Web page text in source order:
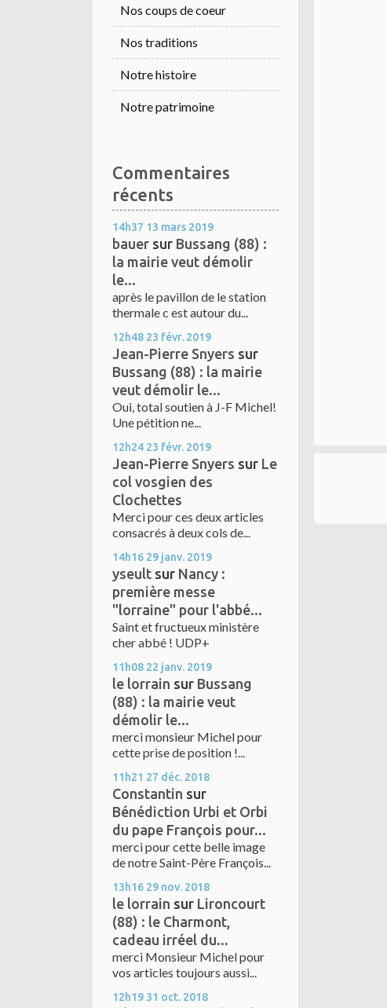
Nos coups de coeur
Nos traditions
Notre histoire
Notre patrimoine
Commentaires
récents
14h37 13 mars 2019
bauer sur Bussang (88) :
la mairie veut démolir
le...
après le pavillon de le station
thermale c est autour du...
12h48 23 févr. 2019
Jean-Pierre Snyers sur
Bussang (88) : la mairie
veut démolir le...
Oui, total soutien à J-F Michel!
Une pétition ne...
12h24 23 févr. 2019
Jean-Pierre Snyers sur Le
col vosgien des
Clochettes
Merci pour ces deux articles
consacrés à deux cols de...
14h16 29 janv. 2019
yseult sur Nancy :
première messe
"lorraine" pour l'abbé...
Saint et fructueux ministère
cher abbé ! UDP+
11h08 22 janv. 2019
le lorrain sur Bussang
(88) : la mairie veut
démolir le...
merci monsieur Michel pour
cette prise de position !...
11h21 27 déc. 2018
Constantin sur
Bénédiction Urbi et Orbi
du pape François pour...
merci pour cette belle image
de notre Saint-Père François...
13h16 29 nov. 2018
le lorrain sur Lironcourt
(88) : le Charmont,
cadeau irréel du...
merci Monsieur Michel pour
vos articles toujours aussi...
12h19 31 oct. 2018